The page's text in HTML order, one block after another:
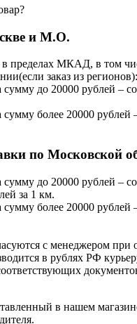
и М.О.
в пределах МКАД, в том
заказ из регионов):
сумму до 20000 рублей –
сумму более 20000 рублей
по Московской
сумму до 20000 рублей –
за 1 км.
сумму более 20000 рублей
с менеджером при
в рублях РФ
в нашем